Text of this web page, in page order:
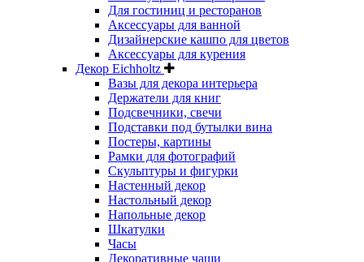
Для гостиниц и ресторанов
Аксессуары для ванной
Дизайнерские кашпо для цветов
Аксессуары для курения
Декор Eichholtz
Вазы для декора интерьера
Держатели для книг
Подсвечники, свечи
Подставки под бутылки вина
Постеры, картины
Рамки для фотографий
Скульптуры и фигурки
Настенный декор
Настольный декор
Напольные декор
Шкатулки
Часы
Декоративные чаши